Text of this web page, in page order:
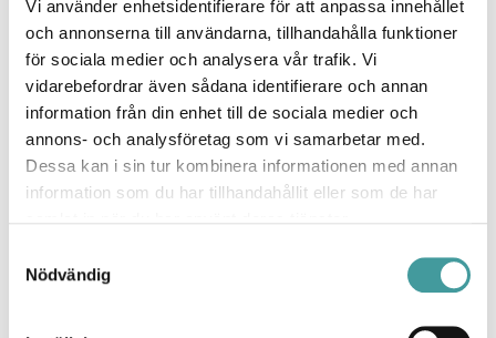
Vi använder enhetsidentifierare för att anpassa innehållet
och annonserna till användarna, tillhandahålla funktioner
för sociala medier och analysera vår trafik. Vi
vidarebefordrar även sådana identifierare och annan
information från din enhet till de sociala medier och
annons- och analysföretag som vi samarbetar med.
Dessa kan i sin tur kombinera informationen med annan
information som du har tillhandahållit eller som de har
Nödvändig